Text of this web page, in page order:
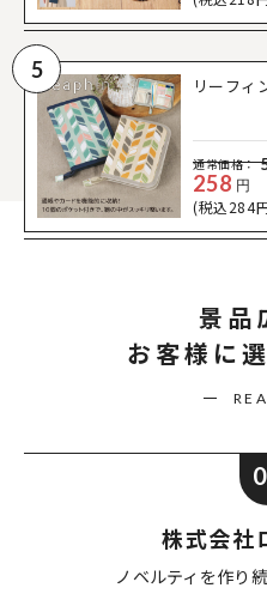
5
リーフィ
通常価格：
258 円
(税込284
景品
お客様に
株式会社
ノベルティを作り続